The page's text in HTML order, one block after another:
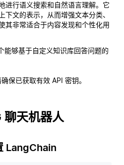
进行语义搜索和自然语言理解。它
下文的表示，从而增强文本分类、
其非常适合于内容发现和个性化用
能够基于自定义知识库回答问题的
保已获取有效 API 密钥。
聊天机器人
LangChain